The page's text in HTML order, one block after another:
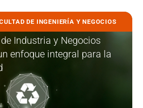
DE INGENIERÍA Y NEGOCIOS
Industria y Negocios
enfoque integral para la